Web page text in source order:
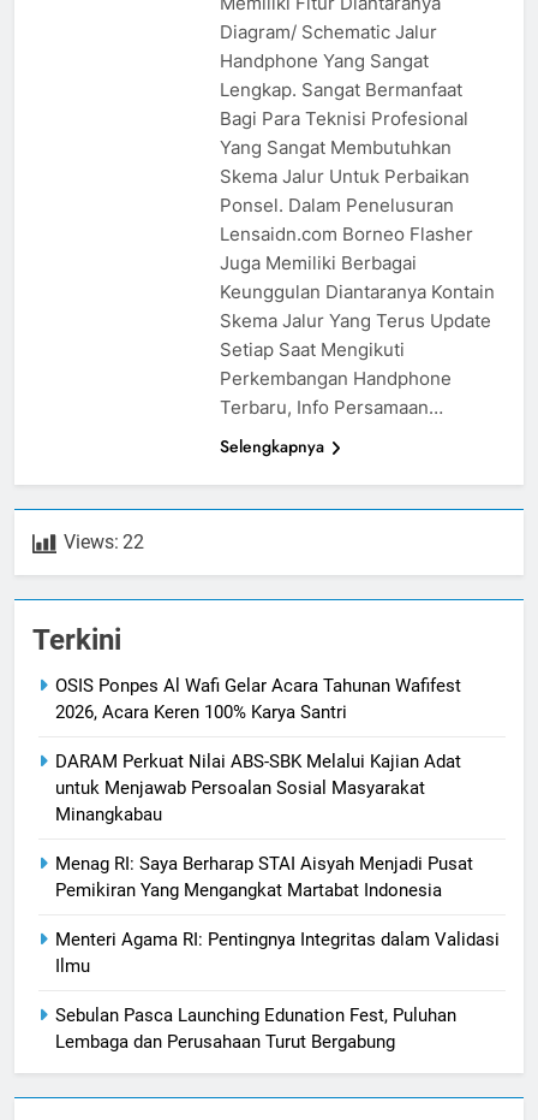
Diagram/ Schematic Jalur
Handphone Yang Sangat
Lengkap. Sangat Bermanfaat
Bagi Para Teknisi Profesional
Yang Sangat Membutuhkan
Skema Jalur Untuk Perbaikan
Ponsel. Dalam Penelusuran
Lensaidn.com Borneo Flasher
Juga Memiliki Berbagai
Keunggulan Diantaranya Kontain
Skema Jalur Yang Terus Update
Setiap Saat Mengikuti
Perkembangan Handphone
Terbaru, Info Persamaan…
Selengkapnya
Views: 22
Terkini
OSIS Ponpes Al Wafi Gelar Acara Tahunan Wafifest
2026, Acara Keren 100% Karya Santri
DARAM Perkuat Nilai ABS-SBK Melalui Kajian Adat
untuk Menjawab Persoalan Sosial Masyarakat
Minangkabau
Menag RI: Saya Berharap STAI Aisyah Menjadi Pusat
Pemikiran Yang Mengangkat Martabat Indonesia
Menteri Agama RI: Pentingnya Integritas dalam Validasi
Ilmu
Sebulan Pasca Launching Edunation Fest, Puluhan
Lembaga dan Perusahaan Turut Bergabung